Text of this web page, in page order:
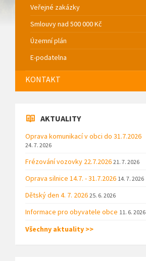
Veřejné zakázky
Smlouvy nad 500 000 Kč
Územní plán
E-podatelna
KONTAKT
AKTUALITY
Oprava komunikací v obci do 31.7.2026
24. 7. 2026
Frézování vozovky 22.7.2026 21. 7. 2026
Oprava silnice 14.7. - 31.7.2026 14. 7. 2026
Dětský den 4. 7. 2026 25. 6. 2026
Informace pro obyvatele obce 11. 6. 2026
Všechny aktuality >>